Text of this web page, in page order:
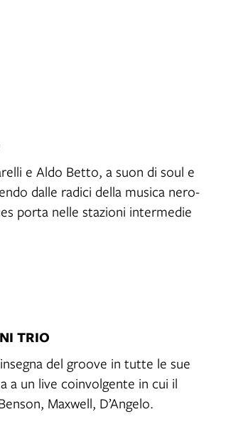
e Aldo Betto, a suon di soul e
dalle radici della musica nero-
porta nelle stazioni intermedie
TRIO
del groove in tutte le sue
a un live coinvolgente in cui il
Maxwell, D’Angelo.